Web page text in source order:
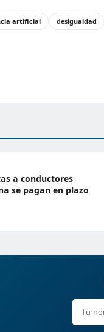
artificial desigualdad
a conductores
se pagan en plazo